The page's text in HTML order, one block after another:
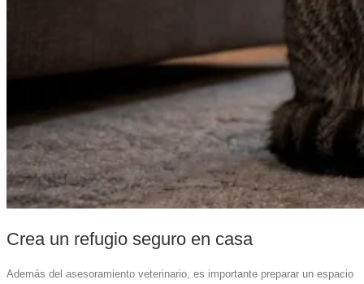
Crea un refugio seguro en casa
Además del asesoramiento veterinario, es importante preparar un espacio